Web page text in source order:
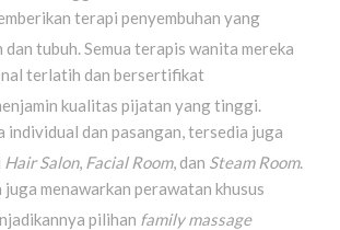
terapi penyembuhan yang
dan tubuh. Semua terapis wanita mereka
terlatih dan bersertifikat
kualitas pijatan yang tinggi.
individual dan pasangan, tersedia juga
Hair Salon, Facial Room, dan Steam Room.
juga menawarkan perawatan khusus
pilihan family massage